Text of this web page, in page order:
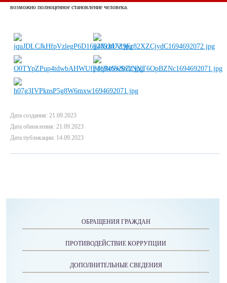
возможно полноценное становление человека.
Дата создания: 21.09.2023
Дата обновления: 21.09.2023
Дата публикации: 14.09.2023
ОБРАЩЕНИЯ ГРАЖДАН
ПРОТИВОДЕЙСТВИЕ КОРРУПЦИИ
ДОПОЛНИТЕЛЬНЫЕ СВЕДЕНИЯ